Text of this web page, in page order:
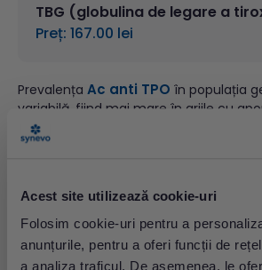
Acest site utilizează cookie-uri
Folosim cookie-uri pentru a
anunțurile, pentru a oferi funcții de
a analiza traficul. De asemenea, le
TBG (globulina de legare a
Preț: 167.00 lei
Prevalența Ac anti TPO în populația
variabilă, fiind mai mare în ariile cu
(11%) comparativ cu cele cu carență
crescute ale
deficitul de hormoni tiroidieni, care
încetinire generalizată a proceselor